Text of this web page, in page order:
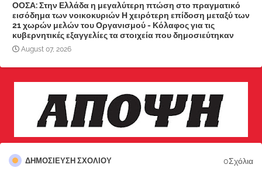
ΟΟΣΑ: Στην Ελλάδα η μεγαλύτερη πτώση στο πραγματικό
εισόδημα των νοικοκυριών Η χειρότερη επίδοση μεταξύ των
21 χωρών μελών του Οργανισμού - Κόλαφος για τις
κυβερνητικές εξαγγελίες τα στοιχεία που δημοσιεύτηκαν
August 07, 2026
ΔΗΜΟΣΊΕΥΣΗ ΣΧΟΛΊΟΥ 0Σχόλια